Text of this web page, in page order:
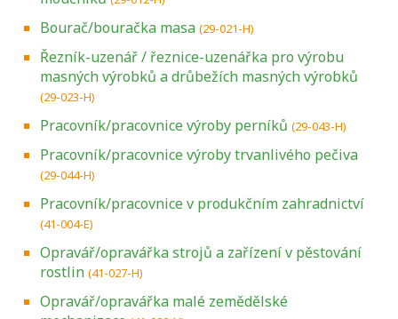
Bourač/bouračka masa (29-021-H)
Řezník-uzenář / řeznice-uzenářka pro výrobu
masných výrobků a drůbežích masných výrobků
(29-023-H)
Pracovník/pracovnice výroby perníků (29-043-H)
Pracovník/pracovnice výroby trvanlivého pečiva
(29-044-H)
Pracovník/pracovnice v produkčním zahradnictví
(41-004-E)
Opravář/opravářka strojů a zařízení v pěstování
rostlin (41-027-H)
Opravář/opravářka malé zemědělské